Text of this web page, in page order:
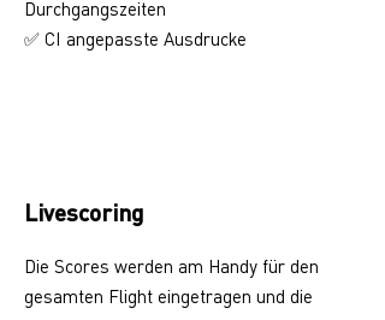
Durchgangszeiten
✅ CI angepasste Ausdrucke
Livescoring
Die Scores werden am Handy für den
gesamten Flight eingetragen und die